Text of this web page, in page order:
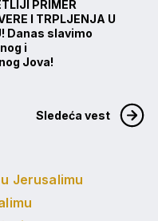
PRIMER
I TRPLJENJA U
Danas slavimo
i
Jova!
Sledeća vest
Jerusalimu